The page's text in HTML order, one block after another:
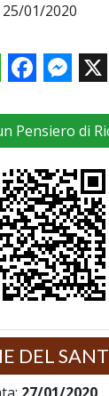
25/01/2020
Facebook X
Pensiero di
DEL